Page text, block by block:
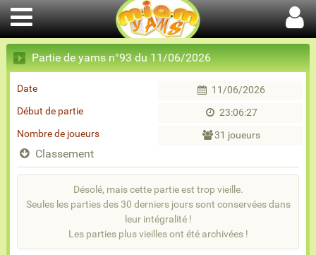
Partie de yams n°93 du 11/06/2026
Date
11/06/2026
Début de partie
23:06:27
Nombre de joueurs
31 joueurs
Classement
Désolé, mais cette partie est trop vieille.
Seules les parties des 30 derniers jours sont conservées dans
leur intégralité !
Les parties plus vieilles ont été archivées !